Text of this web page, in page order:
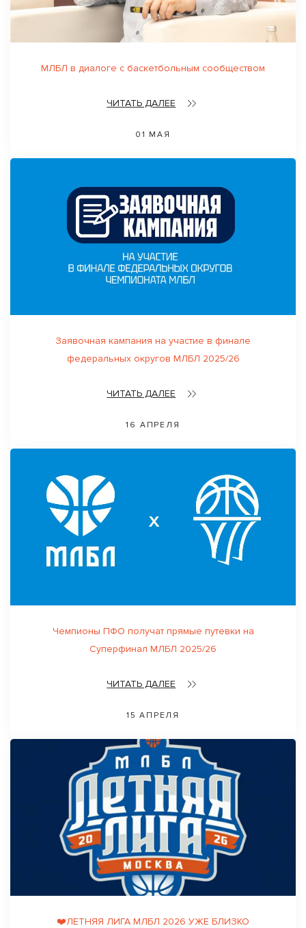
МЛБЛ в диалоге с баскетбольным сообществом
ЧИТАТЬ ДАЛЕЕ
01 МАЯ
Заявочная кампания на участие в финале
федеральных округов МЛБЛ 2025/26
ЧИТАТЬ ДАЛЕЕ
16 АПРЕЛЯ
Чемпионы ПФО получат прямые путевки на
Суперфинал МЛБЛ 2025/26
ЧИТАТЬ ДАЛЕЕ
15 АПРЕЛЯ
❤️ЛЕТНЯЯ ЛИГА МЛБЛ 2026 УЖЕ БЛИЗКО